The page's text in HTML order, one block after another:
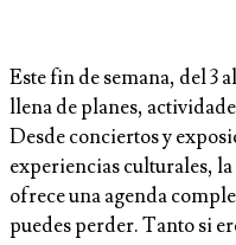
Este fin de semana, del 3
llena de planes,
Desde conciertos y
experiencias culturales,
ofrece una agenda
puedes perder. Tanto si